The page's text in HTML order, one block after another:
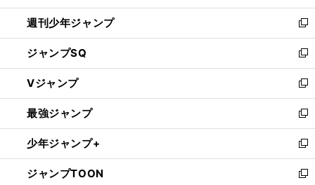
開
く
週刊少年ジャンプ
新
し
い
ウ
ィ
ン
ド
ウ
で
開
く
ジャンプSQ
新
し
い
ウ
ィ
ン
ド
ウ
で
Vジャンプ
新
し
い
ウ
ィ
ン
ド
最強ジャンプ
新
し
い
ウ
ィ
少年ジャンプ+
新
し
い
ジャンプTOON
新